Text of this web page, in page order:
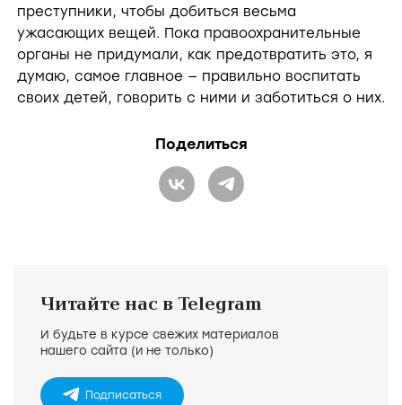
преступники, чтобы добиться весьма
ужасающих вещей. Пока правоохранительные
органы не придумали, как предотвратить это, я
думаю, самое главное — правильно воспитать
своих детей, говорить с ними и заботиться о них.
Поделиться
Читайте нас в Telegram
И будьте в курсе свежих материалов
нашего сайта (и не только)
Подписаться